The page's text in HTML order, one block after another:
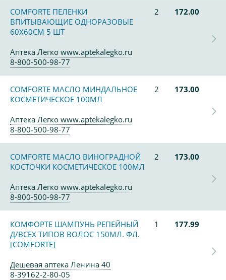
COMFORTE ПЕЛЕНКИ
ВПИТЫВАЮЩИЕ ОДНОРАЗОВЫЕ
60Х60СМ 5 ШТ
2 172.00
Аптека Легко www.aptekalegko.ru
8-800-500-98-77
COMFORTE МАСЛО МИНДАЛЬНОЕ
КОСМЕТИЧЕСКОЕ 100МЛ
2 173.00
Аптека Легко www.aptekalegko.ru
8-800-500-98-77
COMFORTE МАСЛО ВИНОГРАДНОЙ
КОСТОЧКИ КОСМЕТИЧЕСКОЕ 100МЛ
2 173.00
Аптека Легко www.aptekalegko.ru
8-800-500-98-77
КОМФОРТЕ ШАМПУНЬ РЕПЕЙНЫЙ
Д/ВСЕХ ТИПОВ ВОЛОС 150МЛ. ФЛ.
[COMFORTE]
1 177.99
Дешевая аптека Ленина 40
8-39162-2-80-05